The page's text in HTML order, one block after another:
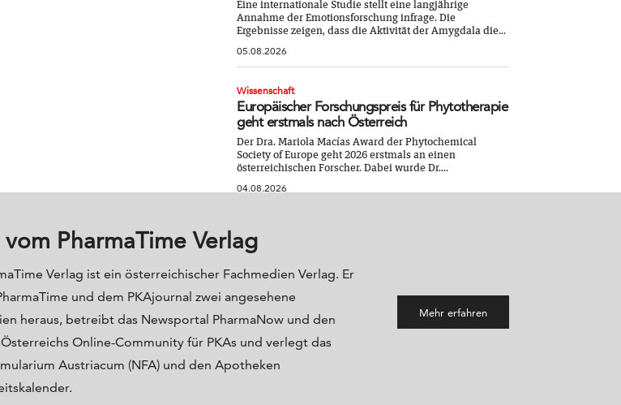
Eine internationale Studie stellt eine langjährige
Annahme der Emotionsforschung infrage. Die
Ergebnisse zeigen, dass die Aktivität der Amygdala die...
05.08.2026
Wissenschaft
Europäischer Forschungspreis für Phytotherapie
geht erstmals nach Österreich
Der Dra. Mariola Macías Award der Phytochemical
Society of Europe geht 2026 erstmals an einen
österreichischen Forscher. Dabei wurde Dr....
04.08.2026
PharmaTime Verlag
Verlag ist ein österreichischer Fachmedien Verlag. Er
und dem PKAjournal zwei angesehene
heraus, betreibt das Newsportal PharmaNow und den
Online-Community für PKAs und verlegt das
Austriacum (NFA) und den Apotheken
Mehr erfahren